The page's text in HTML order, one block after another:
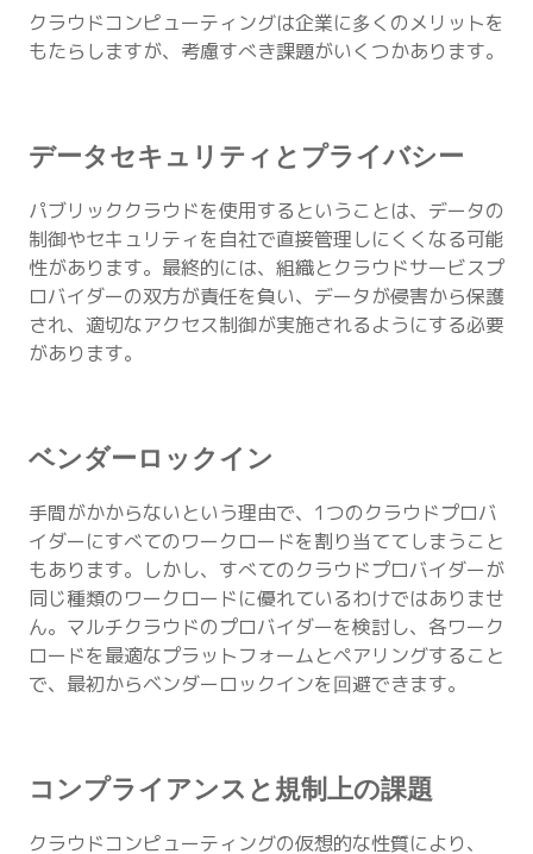
クラウドコンピューティングは企業に多くのメリットを
もたらしますが、考慮すべき課題がいくつかあります。
データセキュリティとプライバシー
パブリッククラウドを使用するということは、データの
制御やセキュリティを自社で直接管理しにくくなる可能
性があります。最終的には、組織とクラウドサービスプ
ロバイダーの双方が責任を負い、データが侵害から保護
され、適切なアクセス制御が実施されるようにする必要
があります。
ベンダーロックイン
手間がかからないという理由で、1つのクラウドプロバ
イダーにすべてのワークロードを割り当ててしまうこと
もあります。しかし、すべてのクラウドプロバイダーが
同じ種類のワークロードに優れているわけではありませ
ん。マルチクラウドのプロバイダーを検討し、各ワーク
ロードを最適なプラットフォームとペアリングすること
で、最初からベンダーロックインを回避できます。
コンプライアンスと規制上の課題
クラウドコンピューティングの仮想的な性質により、